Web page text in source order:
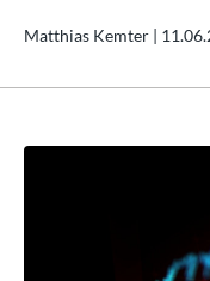
Matthias Kemter |